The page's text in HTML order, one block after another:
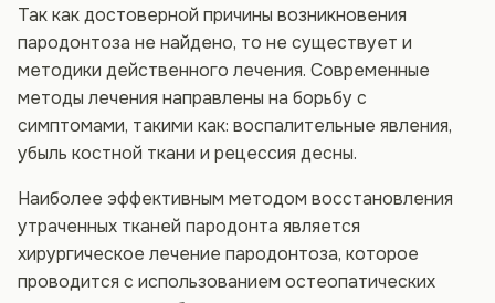
Так как достоверной причины возникновения
пародонтоза не найдено, то не существует и
методики действенного лечения. Современные
методы лечения направлены на борьбу с
симптомами, такими как: воспалительные явления,
убыль костной ткани и рецессия десны.
Наиболее эффективным методом восстановления
утраченных тканей пародонта является
хирургическое лечение пародонтоза, которое
проводится с использованием остеопатических